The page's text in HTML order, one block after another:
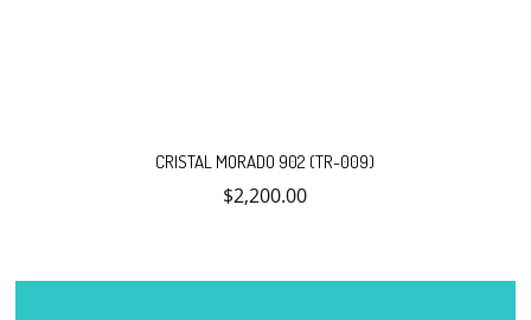
CRISTAL MORADO 902 (TR-009)
$2,200.00